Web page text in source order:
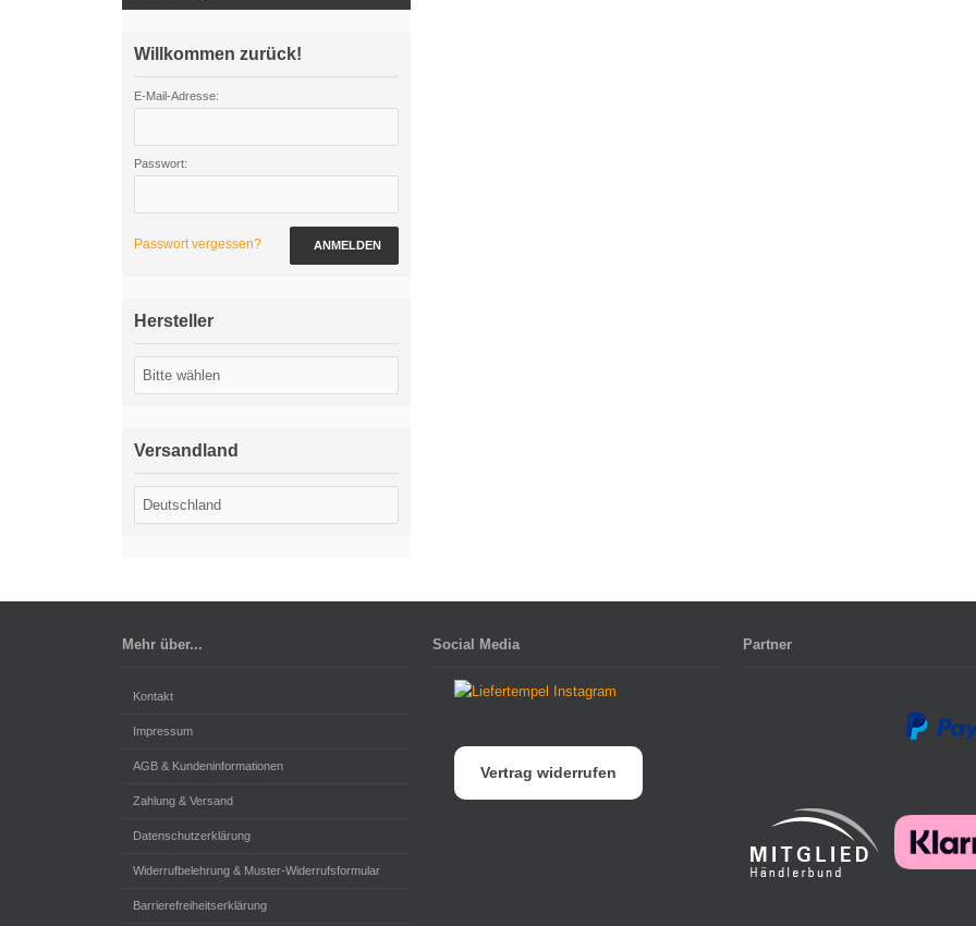
Willkommen zurück!
E-Mail-Adresse:
Passwort:
Passwort vergessen? ANMELDEN
Hersteller
Versandland
Mehr über...
Kontakt
Impressum
AGB & Kundeninformationen
Zahlung & Versand
Datenschutzerklärung
Widerrufbelehrung & Muster-Widerrufsformular
Barrierefreiheitserklärung
Social Media
Vertrag widerrufen
Partner